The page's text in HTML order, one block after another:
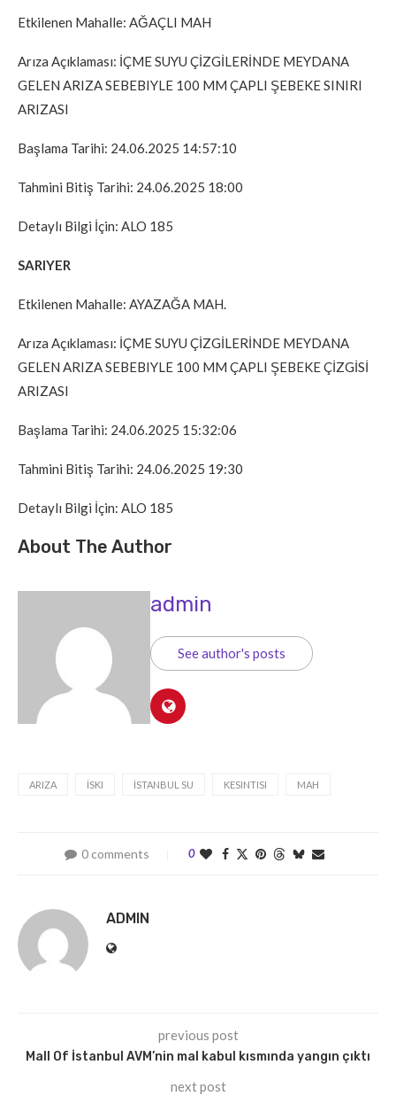
Etkilenen Mahalle: AĞAÇLI MAH
Arıza Açıklaması: İÇME SUYU ÇİZGİLERİNDE MEYDANA
GELEN ARIZA SEBEBIYLE 100 MM ÇAPLI ŞEBEKE SINIRI
ARIZASI
Başlama Tarihi: 24.06.2025 14:57:10
Tahmini Bitiş Tarihi: 24.06.2025 18:00
Detaylı Bilgi İçin: ALO 185
SARIYER
Etkilenen Mahalle: AYAZAĞA MAH.
Arıza Açıklaması: İÇME SUYU ÇİZGİLERİNDE MEYDANA
GELEN ARIZA SEBEBIYLE 100 MM ÇAPLI ŞEBEKE ÇİZGİSİ
ARIZASI
Başlama Tarihi: 24.06.2025 15:32:06
Tahmini Bitiş Tarihi: 24.06.2025 19:30
Detaylı Bilgi İçin: ALO 185
About The Author
admin
See author's posts
ARIZA İSKI İSTANBUL SU KESINTISI MAH
0 comments 0
ADMIN
previous post
Mall Of İstanbul AVM’nin mal kabul kısmında yangın çıktı
next post